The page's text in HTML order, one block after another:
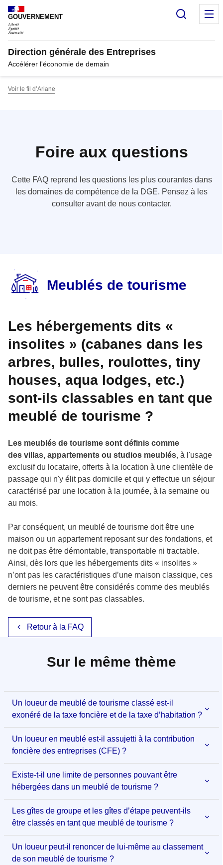
Panneau de gestion des cookies
GOUVERNEMENT
Direction générale des Entreprises
Accélérer l'économie de demain
Voir le fil d’Ariane
Foire aux questions
Cette FAQ reprend les questions les plus courantes dans
les domaines de compétence de la DGE. Pensez à les
consulter avant de nous contacter.
Meublés de tourisme
Les hébergements dits «
insolites » (cabanes dans les
arbres, bulles, roulottes, tiny
houses, aqua lodges, etc.)
sont-ils classables en tant que
meublé de tourisme ?
Les meublés de tourisme sont définis comme
des villas, appartements ou studios meublés, à l'usage
exclusif du locataire, offerts à la location à une clientèle de
passage qui n'y élit pas domicile et qui y effectue un séjour
caractérisé par une location à la journée, à la semaine ou
au mois.
Par conséquent, un meublé de tourisme doit être une
maison ou un appartement reposant sur des fondations, et
ne doit pas être démontable, transportable ni tractable.
Ainsi, dès lors que les hébergements dits « insolites »
n’ont pas les caractéristiques d’une maison classique, ces
derniers ne peuvent être considérés comme des meublés
de tourisme, et ne sont pas classables.
Retour à la FAQ
Sur le même thème
Un loueur de meublé de tourisme classé est-il
exonéré de la taxe foncière et de la taxe d’habitation ?
Un loueur en meublé est-il assujetti à la contribution
foncière des entreprises (CFE) ?
Existe-t-il une limite de personnes pouvant être
hébergées dans un meublé de tourisme ?
Les gîtes de groupe et les gîtes d’étape peuvent-ils
être classés en tant que meublé de tourisme ?
Un loueur peut-il renoncer de lui-même au classement
de son meublé de tourisme ?